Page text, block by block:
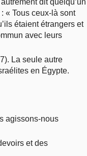
dit quelqu’un
« Tous ceux-là sont
étaient étrangers et
avec leurs
La seule autre
en Égypte.
agissons-nous
et des